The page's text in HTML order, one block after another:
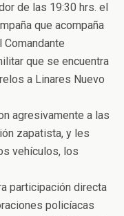
de las 19:30 hrs. el
que acompaña
Comandante
que se encuentra
a Linares Nuevo
agresivamente a las
zapatista, y les
vehículos, los
participación directa
policíacas